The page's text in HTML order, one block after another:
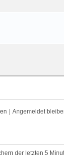
Angemeldet
der letzten 5